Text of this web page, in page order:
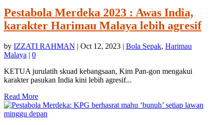
Pestabola Merdeka 2023 : Awas India,
karakter Harimau Malaya lebih agresif
by IZZATI RAHMAN | Oct 12, 2023 | Bola Sepak, Harimau
Malaya | 0
KETUA jurulatih skuad kebangsaan, Kim Pan-gon mengakui
karakter pasukan India kini lebih agresif...
Read More